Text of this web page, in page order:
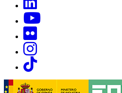
Links, Opens in this window
Links, Opens in this window
Links, Opens in this window